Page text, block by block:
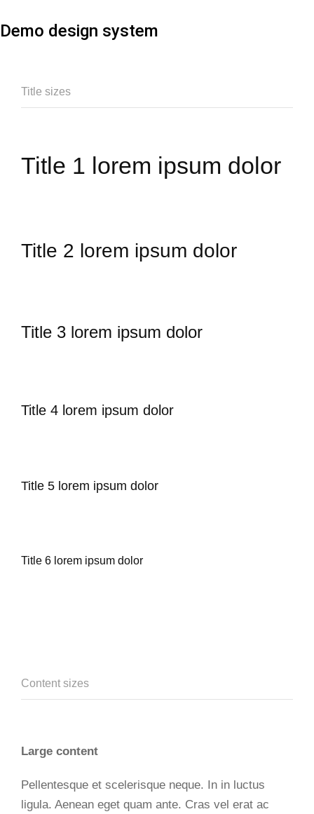
Demo design system
Title sizes
Title 1 lorem ipsum dolor
Title 2 lorem ipsum dolor
Title 3 lorem ipsum dolor
Title 4 lorem ipsum dolor
Title 5 lorem ipsum dolor
Title 6 lorem ipsum dolor
Content sizes
Large content
Pellentesque et scelerisque neque. In in luctus
ligula. Aenean eget quam ante. Cras vel erat ac